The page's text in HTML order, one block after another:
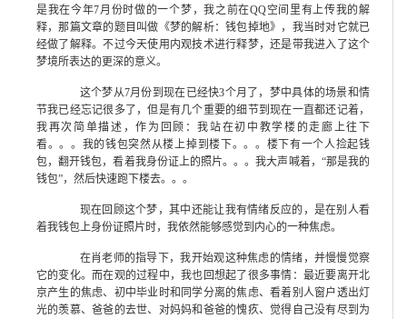
是我在今年7月份时做的一个梦，我之前在QQ空间里有上传我的解
释，那篇文章的题目叫做《梦的解析：钱包掉地》，我当时对它就已
经做了解释。不过今天使用内观技术进行释梦，还是带我进入了这个
梦境所表达的更深的意义。
这个梦从7月份到现在已经快3个月了，梦中具体的场景和情
节我已经忘记很多了，但是有几个重要的细节到现在一直都还记着，
我再次简单描述，作为回顾：我站在初中教学楼的走廊上往下
看。。。我的钱包突然从楼上掉到楼下。。。楼下有一个人捡起钱
包，翻开钱包，看着我身份证上的照片。。。我大声喊着，“那是我的
钱包”，然后快速跑下楼去。。。
现在回顾这个梦，其中还能让我有情绪反应的，是在别人看
着我钱包上身份证照片时，我依然能够感觉到内心的一种焦虑。
在肖老师的指导下，我开始观这种焦虑的情绪，并慢慢觉察
它的变化。而在观的过程中，我也回想起了很多事情：最近要离开北
京产生的焦虑、初中毕业时和同学分离的焦虑、看着别人窗户透出灯
光的羡慕、爸爸的去世、对妈妈和爸爸的愧疚、觉得自己没有尽到为